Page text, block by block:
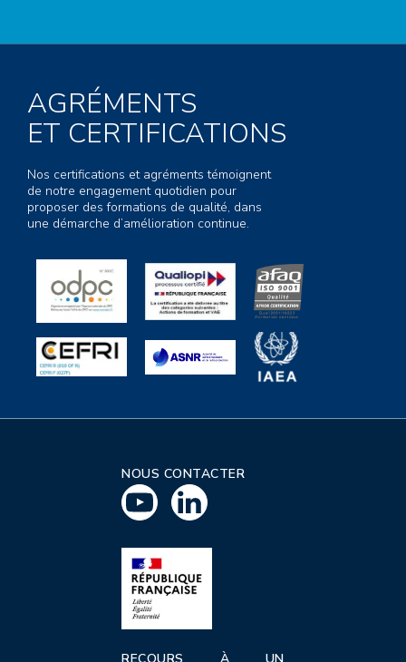
AGRÉMENTS
ET CERTIFICATIONS
Nos certifications et agréments témoignent
de notre engagement quotidien pour
proposer des formations de qualité, dans
une démarche d’amélioration continue.
NOUS CONTACTER
RECOURS À UN